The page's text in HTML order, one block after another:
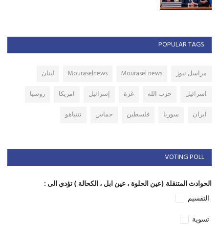
POPULAR TAGS
مراسل نيوز Mourasel news
Mouraselnews
لبنان
اسرائيل
حزب الله غزة إسرائيل امريكا
روسيا
ايران
سوريا فلسطين حماس نتنياهو
VOTING POLL
الحوادث المتنقلة (عين الحلوة ، عين ابل ، الكحالة ) تؤدي الى :
التقسيم
تسوية